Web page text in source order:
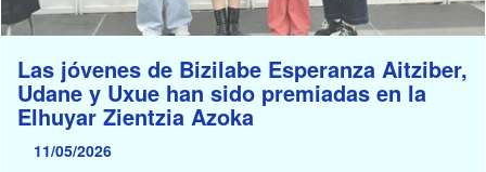
Las jóvenes de Bizilabe Esperanza Aitziber,
Udane y Uxue han sido premiadas en la
Elhuyar Zientzia Azoka
11/05/2026